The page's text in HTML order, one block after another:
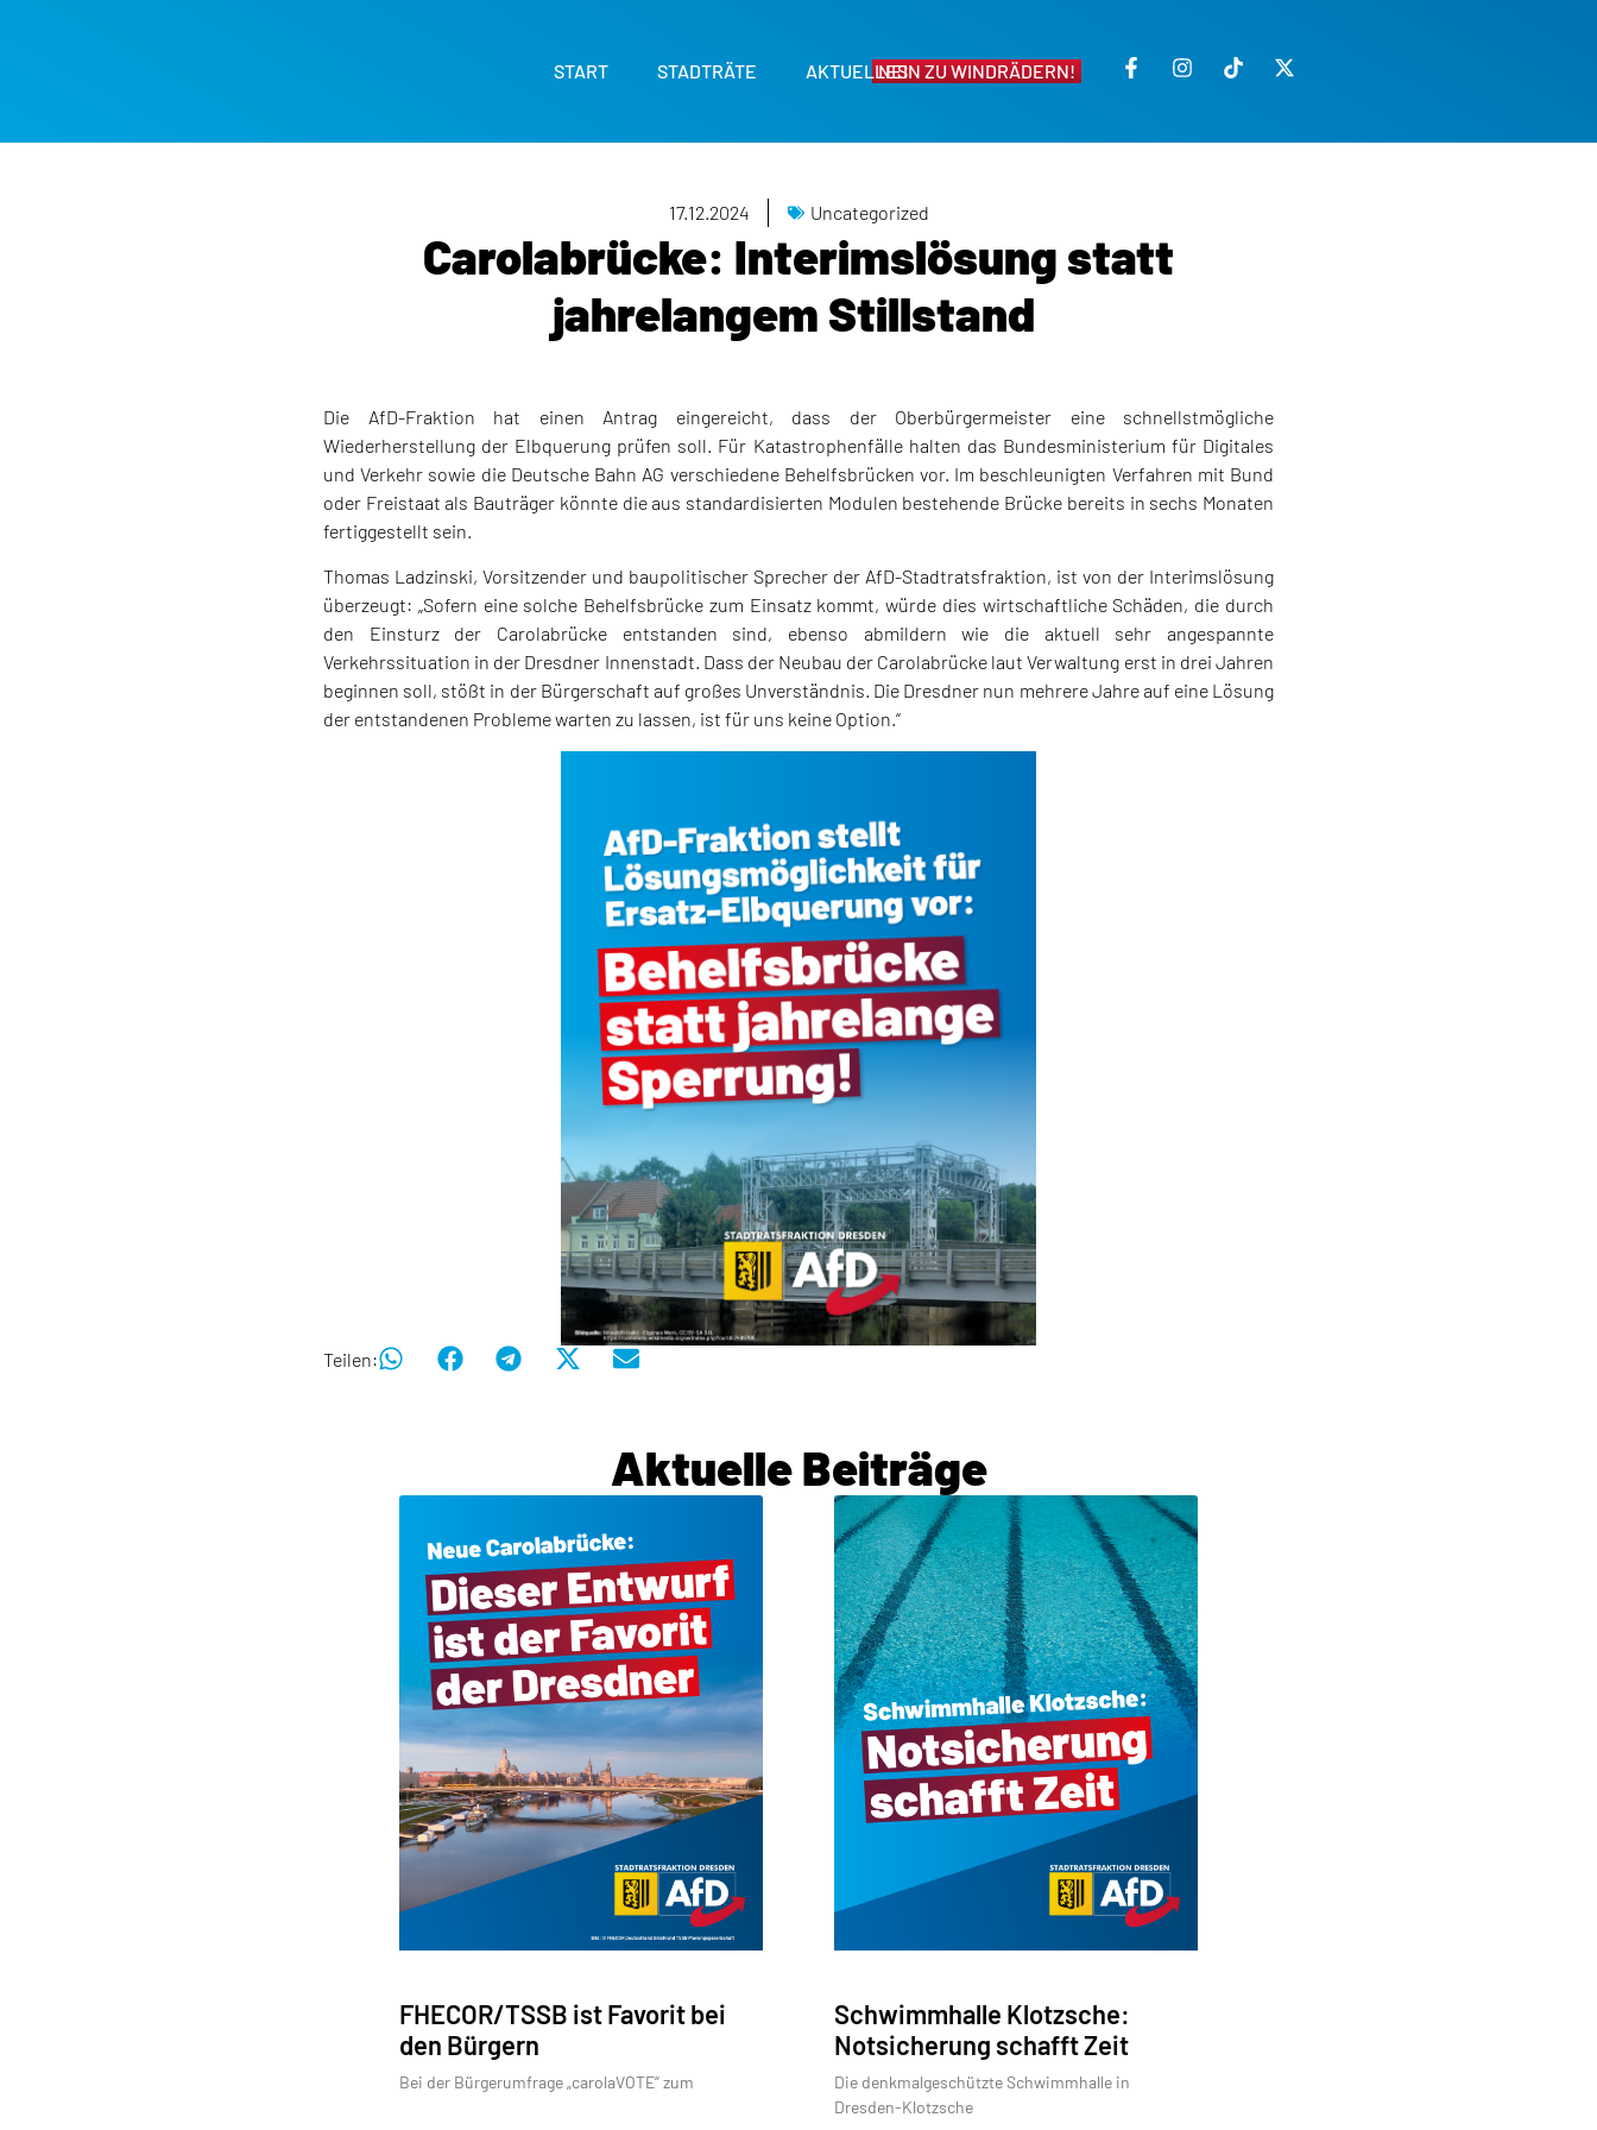
START STADTRÄTE AKTUELLESNEIN ZU WINDRÄDERN!
17.12.2024 Uncategorized
Carolabrücke: Interimslösung statt
jahrelangem Stillstand
Die AfD-Fraktion hat einen Antrag eingereicht, dass der Oberbürgermeister eine schnellstmögliche
Wiederherstellung der Elbquerung prüfen soll. Für Katastrophenfälle halten das Bundesministerium für Digitales
und Verkehr sowie die Deutsche Bahn AG verschiedene Behelfsbrücken vor. Im beschleunigten Verfahren mit Bund
oder Freistaat als Bauträger könnte die aus standardisierten Modulen bestehende Brücke bereits in sechs Monaten
fertiggestellt sein.
Thomas Ladzinski, Vorsitzender und baupolitischer Sprecher der AfD-Stadtratsfraktion, ist von der Interimslösung
überzeugt: „Sofern eine solche Behelfsbrücke zum Einsatz kommt, würde dies wirtschaftliche Schäden, die durch
den Einsturz der Carolabrücke entstanden sind, ebenso abmildern wie die aktuell sehr angespannte
Verkehrssituation in der Dresdner Innenstadt. Dass der Neubau der Carolabrücke laut Verwaltung erst in drei Jahren
beginnen soll, stößt in der Bürgerschaft auf großes Unverständnis. Die Dresdner nun mehrere Jahre auf eine Lösung
der entstandenen Probleme warten zu lassen, ist für uns keine Option.“
Teilen:
Aktuelle Beiträge
FHECOR/TSSB ist Favorit bei
den Bürgern
Bei der Bürgerumfrage „carolaVOTE“ zum
Schwimmhalle Klotzsche:
Notsicherung schafft Zeit
Die denkmalgeschützte Schwimmhalle in
Dresden-Klotzsche